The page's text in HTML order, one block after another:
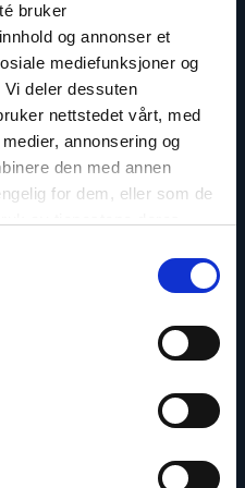
bruker
og annonser et
mediefunksjoner og
deler dessuten
nettstedet vårt, med
annonsering og
den med annen
for dem, eller som de